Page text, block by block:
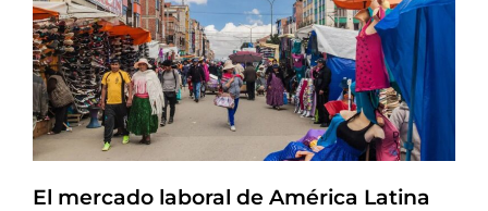
El mercado laboral de América Latina